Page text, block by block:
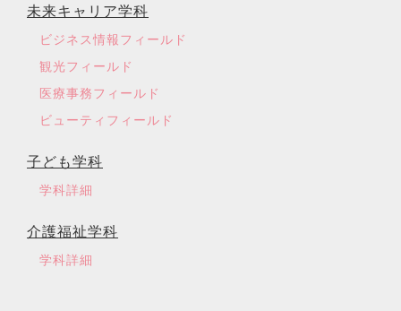
未来キャリア学科
ビジネス情報フィールド
観光フィールド
医療事務フィールド
ビューティフィールド
子ども学科
学科詳細
介護福祉学科
学科詳細